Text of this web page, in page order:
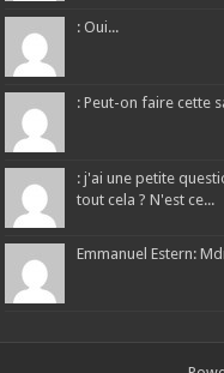
: Oui...
: Peut-on faire cette
: j'ai une petite
tout cela ? N'est ce...
Emmanuel Estern: